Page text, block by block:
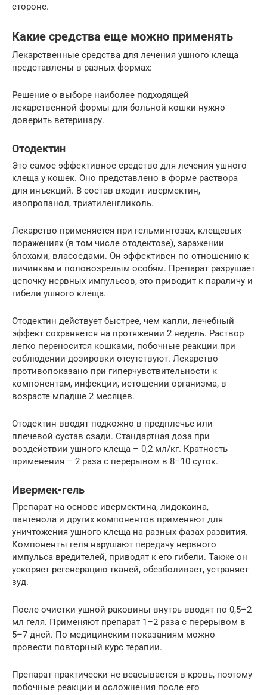
стороне.
Какие средства еще можно применять
Лекарственные средства для лечения ушного клеща
представлены в разных формах:
Решение о выборе наиболее подходящей
лекарственной формы для больной кошки нужно
доверить ветеринару.
Отодектин
Это самое эффективное средство для лечения ушного
клеща у кошек. Оно представлено в форме раствора
для инъекций. В состав входит ивермектин,
изопропанол, триэтиленгликоль.
Лекарство применяется при гельминтозах, клещевых
поражениях (в том числе отодектозе), заражении
блохами, власоедами. Он эффективен по отношению к
личинкам и половозрелым особям. Препарат разрушает
цепочку нервных импульсов, это приводит к параличу и
гибели ушного клеща.
Отодектин действует быстрее, чем капли, лечебный
эффект сохраняется на протяжении 2 недель. Раствор
легко переносится кошками, побочные реакции при
соблюдении дозировки отсутствуют. Лекарство
противопоказано при гиперчувствительности к
компонентам, инфекции, истощении организма, в
возрасте младше 2 месяцев.
Отодектин вводят подкожно в предплечье или
плечевой сустав сзади. Стандартная доза при
воздействии ушного клеща – 0,2 мл/кг. Кратность
применения – 2 раза с перерывом в 8–10 суток.
Ивермек-гель
Препарат на основе ивермектина, лидокаина,
пантенола и других компонентов применяют для
уничтожения ушного клеща на разных фазах развития.
Компоненты геля нарушают передачу нервного
импульса вредителей, приводят к его гибели. Также он
ускоряет регенерацию тканей, обезболивает, устраняет
зуд.
После очистки ушной раковины внутрь вводят по 0,5–2
мл геля. Применяют препарат 1–2 раза с перерывом в
5–7 дней. По медицинским показаниям можно
провести повторный курс терапии.
Препарат практически не всасывается в кровь, поэтому
побочные реакции и осложнения после его